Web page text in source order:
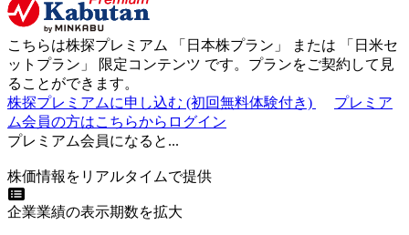
こちらは株探プレミアム 「 日本株プラン 」 または 「 日米セ
ットプラン 」 限定コンテンツ です。プランをご契約して見
ることができます。
株探プレミアムに申し込む (初回無料体験付き)
プレミア
ム会員の方はこちらからログイン
プレミアム会員になると...
株価情報をリアルタイムで提供
企業業績の表示期数を拡大